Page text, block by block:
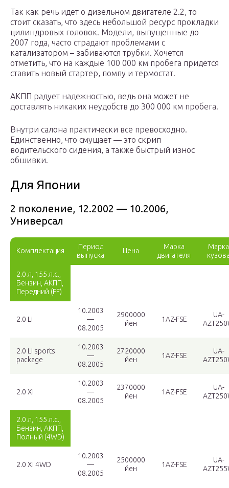
Так как речь идет о дизельном двигателе 2.2, то
стоит сказать, что здесь небольшой ресурс прокладки
цилиндровых головок. Модели, выпущенные до
2007 года, часто страдают проблемами с
катализатором – забиваются трубки. Хочется
отметить, что на каждые 100 000 км пробега придется
ставить новый стартер, помпу и термостат.
АКПП радует надежностью, ведь она может не
доставлять никаких неудобств до 300 000 км пробега.
Внутри салона практически все превосходно.
Единственно, что смущает — это скрип
водительского сидения, а также быстрый износ
обшивки.
Для Японии
2 поколение, 12.2002 — 10.2006,
Универсал
Комплектация
Период
выпуска
Цена
Марка
двигателя
Марка
2.0 л, 155 л.с.,
Бензин, АКПП,
Передний (FF)
2.0 Li
10.2003
—
08.2005
2900000
йен
1AZ-FSE
UA-
2.0 Li sports
package
10.2003
—
08.2005
2720000
йен
1AZ-FSE
UA-
2.0 Xi
10.2003
—
08.2005
2370000
йен
1AZ-FSE
UA-
2.0 л, 155 л.с.,
Бензин, АКПП,
Полный (4WD)
2.0 Xi 4WD
10.2003
—
08.2005
2500000
йен
1AZ-FSE
UA-